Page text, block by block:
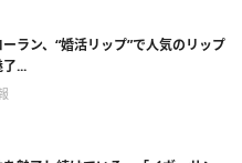
ラン、“婚活リップ”で人気のリップ
...